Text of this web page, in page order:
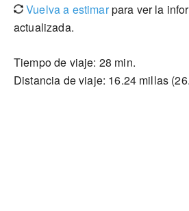
Vuelva a estimarpara ver la
actualizada.
Tiempo de viaje: 28 min.
Distancia de viaje: 16.24 millas